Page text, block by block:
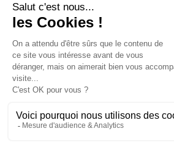
[5]https://
content/uploads/2024/07/
Viticulture-Report_Jun21-v3.pdf
[6]https://
phelps-enters-a-new-era-a-
insignia
[7]https://
petrus-sells-20-percent-of-its-